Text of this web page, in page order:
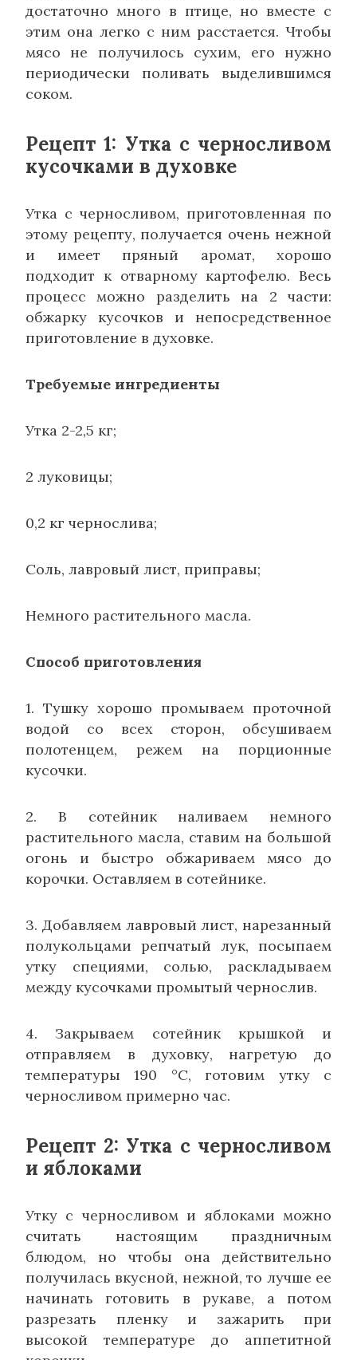
достаточно много в птице, но вместе с
этим она легко с ним расстается. Чтобы
мясо не получилось сухим, его нужно
периодически поливать выделившимся
соком.
Рецепт 1: Утка с черносливом
кусочками в духовке
Утка с черносливом, приготовленная по
этому рецепту, получается очень нежной
и имеет пряный аромат, хорошо
подходит к отварному картофелю. Весь
процесс можно разделить на 2 части:
обжарку кусочков и непосредственное
приготовление в духовке.
Требуемые ингредиенты
Утка 2-2,5 кг;
2 луковицы;
0,2 кг чернослива;
Соль, лавровый лист, приправы;
Немного растительного масла.
Способ приготовления
1. Тушку хорошо промываем проточной
водой со всех сторон, обсушиваем
полотенцем, режем на порционные
кусочки.
2. В сотейник наливаем немного
растительного масла, ставим на большой
огонь и быстро обжариваем мясо до
корочки. Оставляем в сотейнике.
3. Добавляем лавровый лист, нарезанный
полукольцами репчатый лук, посыпаем
утку специями, солью, раскладываем
между кусочками промытый чернослив.
4. Закрываем сотейник крышкой и
отправляем в духовку, нагретую до
температуры 190 °C, готовим утку с
черносливом примерно час.
Рецепт 2: Утка с черносливом
и яблоками
Утку с черносливом и яблоками можно
считать настоящим праздничным
блюдом, но чтобы она действительно
получилась вкусной, нежной, то лучше ее
начинать готовить в рукаве, а потом
разрезать пленку и зажарить при
высокой температуре до аппетитной